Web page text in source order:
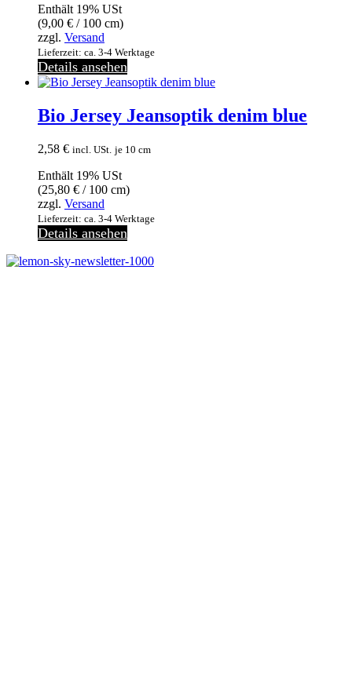
Enthält 19% USt
(9,00 € / 100 cm)
zzgl. Versand
Lieferzeit: ca. 3-4 Werktage
Details ansehen
Bio Jersey Jeansoptik denim blue
2,58 € incl. USt. je 10 cm
Enthält 19% USt
(25,80 € / 100 cm)
zzgl. Versand
Lieferzeit: ca. 3-4 Werktage
Details ansehen